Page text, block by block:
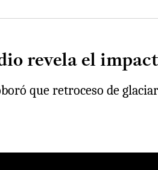
revela el
que retroceso de